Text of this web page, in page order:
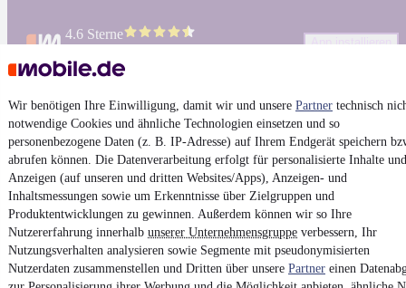
Wir benötigen Ihre Einwilligung, damit wir und unsere Partner technisch
notwendige Cookies und ähnliche Technologien einsetzen und so
personenbezogene Daten (z. B. IP-Adresse) auf Ihrem Endgerät speichern
abrufen können. Die Datenverarbeitung erfolgt für personalisierte Inhalte und
Anzeigen (auf unseren und dritten Websites/Apps), Anzeigen- und
Inhaltsmessungen sowie um Erkenntnisse über Zielgruppen und
Produktentwicklungen zu gewinnen. Außerdem können wir so Ihre
Nutzererfahrung innerhalb unserer Unternehmensgruppe verbessern, Ihr
Nutzungsverhalten analysieren sowie Segmente mit pseudonymisierten
Nutzerdaten zusammenstellen und Dritten über unsere Partner einen
4.6 Sterne
App installieren
Impressum
AGB
Datenschutz
Datenschutzeinstellungen
Erklärung zur Barrierefreiheit
Report Security Vulnerability (English)